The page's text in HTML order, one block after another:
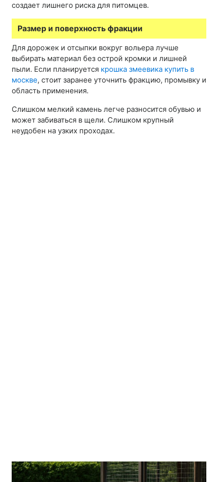
создает лишнего риска для питомцев.
Размер и поверхность фракции
Для дорожек и отсыпки вокруг вольера лучше
выбирать материал без острой кромки и лишней
пыли. Если планируется крошка змеевика купить в
москве, стоит заранее уточнить фракцию, промывку и
область применения.
Слишком мелкий камень легче разносится обувью и
может забиваться в щели. Слишком крупный
неудобен на узких проходах.